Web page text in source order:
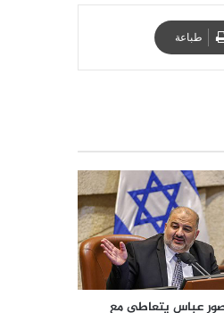
طباعة
عباس يتعاطى مع